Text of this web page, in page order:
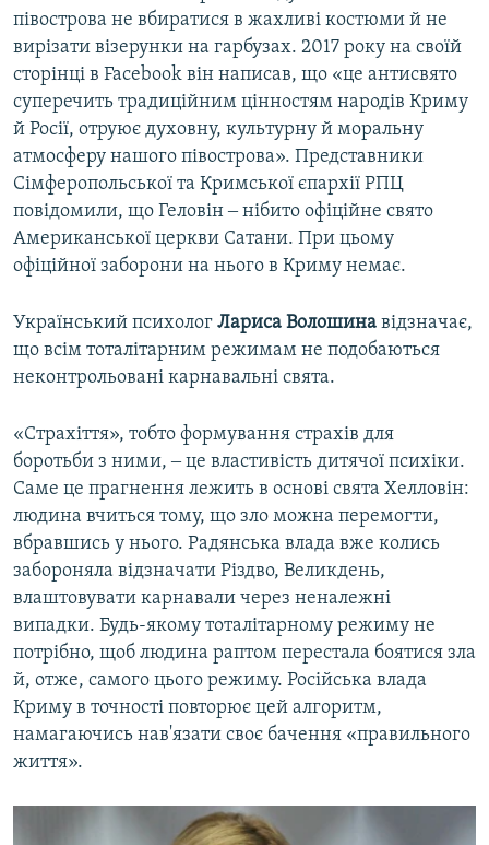
півострова не вбиратися в жахливі костюми й не
вирізати візерунки на гарбузах. 2017 року на своїй
сторінці в Facebook він написав, що «це антисвято
суперечить традиційним цінностям народів Криму
й Росії, отруює духовну, культурну й моральну
атмосферу нашого півострова». Представники
Сімферопольської та Кримської єпархії РПЦ
повідомили, що Геловін ‒ нібито офіційне свято
Американської церкви Сатани. При цьому
офіційної заборони на нього в Криму немає.
Український психолог Лариса Волошина відзначає,
що всім тоталітарним режимам не подобаються
неконтрольовані карнавальні свята.
«Страхіття», тобто формування страхів для
боротьби з ними, ‒ це властивість дитячої психіки.
Саме це прагнення лежить в основі свята Хелловін:
людина вчиться тому, що зло можна перемогти,
вбравшись у нього. Радянська влада вже колись
забороняла відзначати Різдво, Великдень,
влаштовувати карнавали через неналежні
випадки. Будь-якому тоталітарному режиму не
потрібно, щоб людина раптом перестала боятися зла
й, отже, самого цього режиму. Російська влада
Криму в точності повторює цей алгоритм,
намагаючись нав'язати своє бачення «правильного
життя».